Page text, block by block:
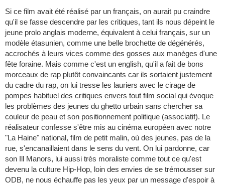
Si ce film avait été réalisé par un français, on aurait pu craindre
qu'il se fasse descendre par les critiques, tant ils nous dépeint le
jeune prolo anglais moderne, équivalent à celui français, sur un
modèle étasunien, comme une belle brochette de dégénérés,
accrochés à leurs vices comme des gosses aux manèges d'une
fête foraine. Mais comme c'est un english, qu'il a fait de bons
morceaux de rap plutôt convaincants car ils sortaient justement
du cadre du rap, on lui tresse les lauriers avec le cirage de
pompes habituel des critiques envers tout film social qui évoque
les problèmes des jeunes du ghetto urbain sans chercher sa
couleur de peau et son positionnement politique (associatif). Le
réalisateur confesse s'être mis au cinéma européen avec notre
"La Haine" national, film de petit malin, où des jeunes, pas de la
rue, s'encanaillaient dans le sens du vent. On lui pardonne, car
son Ill Manors, lui aussi très moraliste comme tout ce qu'est
devenu la culture Hip-Hop, loin des envies de se trémousser sur
ODB, ne nous échauffe pas les yeux par un message d'espoir à